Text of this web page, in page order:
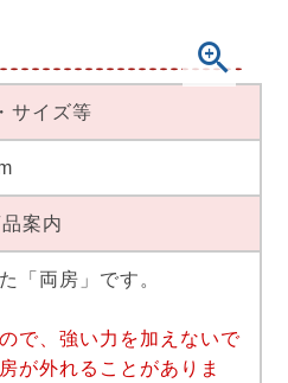
サイズ等
案内
「両房」です。
で、強い力を加えないで
が外れることがありま